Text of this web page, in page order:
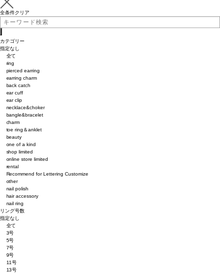
全条件クリア
カテゴリー
指定なし
全て
ring
pierced earring
earring charm
back catch
ear cuff
ear clip
necklace&choker
bangle&bracelet
charm
toe ring＆anklet
beauty
one of a kind
shop limited
online store limited
rental
Recommend for Lettering Customize
other
nail polish
hair accessory
nail ring
リング号数
指定なし
全て
3号
5号
7号
9号
11号
13号